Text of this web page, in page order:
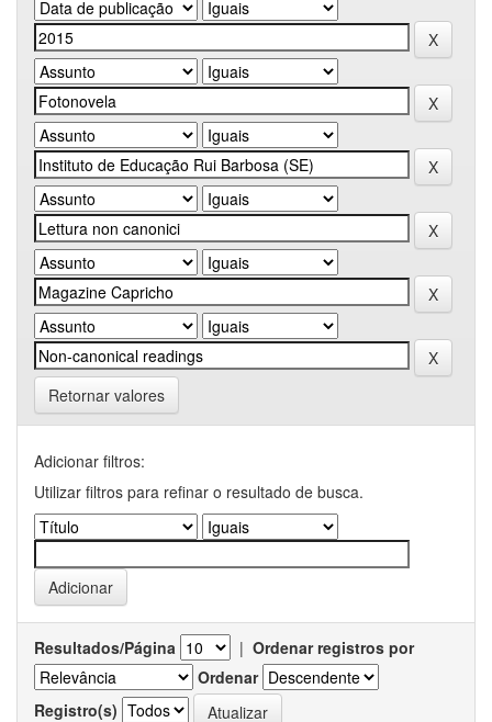
Retornar valores
Adicionar filtros:
Utilizar filtros para refinar o resultado de busca.
Resultados/Página | Ordenar registros por
Ordenar
Registro(s)